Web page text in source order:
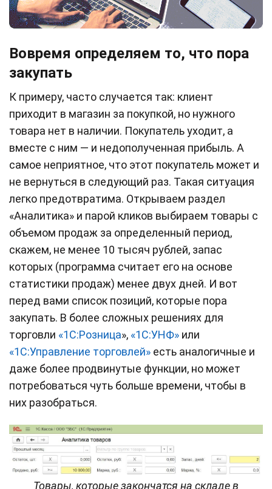
Вовремя определяем то, что пора
закупать
К примеру, часто случается так: клиент
приходит в магазин за покупкой, но нужного
товара нет в наличии. Покупатель уходит, а
вместе с ним — и недополученная прибыль. А
самое неприятное, что этот покупатель может и
не вернуться в следующий раз. Такая ситуация
легко предотвратима. Открываем раздел
«Аналитика» и парой кликов выбираем товары с
объемом продаж за определенный период,
скажем, не менее 10 тысяч рублей, запас
которых (программа считает его на основе
статистики продаж) менее двух дней. И вот
перед вами список позиций, которые пора
закупать. В более сложных решениях для
торговли «1С:Розница», «1С:УНФ» или
«1С:Управление торговлей» есть аналогичные и
даже более продвинутые функции, но может
потребоваться чуть больше времени, чтобы в
них разобраться.
Товары, которые закончатся на складе в